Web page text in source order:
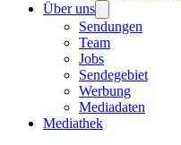
Über uns
Sendungen
Team
Jobs
Sendegebiet
Werbung
Mediadaten
Mediathek